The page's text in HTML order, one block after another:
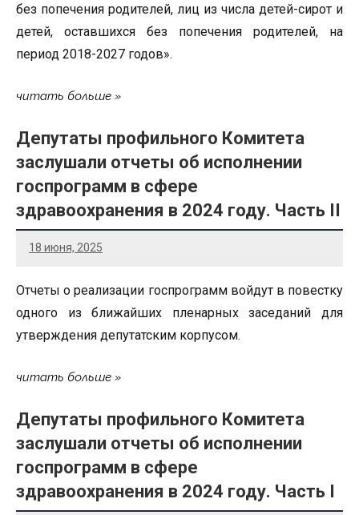
без попечения родителей, лиц из числа детей-сирот и
детей, оставшихся без попечения родителей, на
период 2018-2027 годов».
читать больше
Депутаты профильного Комитета
заслушали отчеты об исполнении
госпрограмм в сфере
здравоохранения в 2024 году. Часть II
18 июня, 2025
Отчеты о реализации госпрограмм войдут в повестку
одного из ближайших пленарных заседаний для
утверждения депутатским корпусом.
читать больше
Депутаты профильного Комитета
заслушали отчеты об исполнении
госпрограмм в сфере
здравоохранения в 2024 году. Часть I